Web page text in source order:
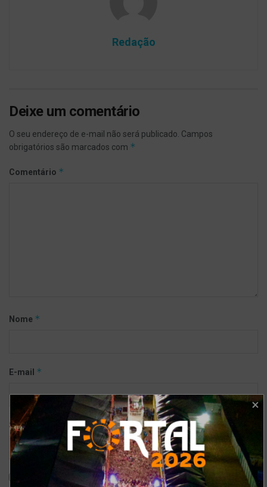
Redação
Deixe um comentário
O seu endereço de e-mail não será publicado. Campos
obrigatórios são marcados com *
Comentário *
Nome *
E-mail *
Site